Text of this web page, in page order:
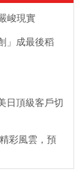
峻現實
」成最後稻
日頂級客戶切
彩風雲，預